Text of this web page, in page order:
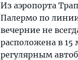
Из аэропорта
Палермо по
вечерние не
расположена в
регулярным